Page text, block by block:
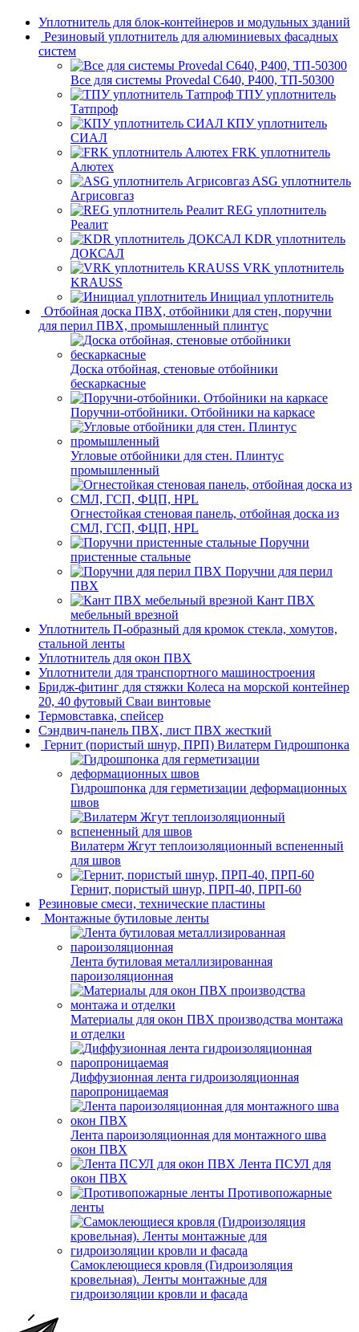
Уплотнитель для блок-контейнеров и модульных зданий
Резиновый уплотнитель для алюминиевых фасадных
систем
Все для системы Provedal С640, Р400, ТП-50300
ТПУ уплотнитель
Татпроф
КПУ уплотнитель
СИАЛ
FRK уплотнитель
Алютех
ASG уплотнитель
Агрисовгаз
REG уплотнитель
Реалит
KDR уплотнитель
ДОКСАЛ
VRK уплотнитель
KRAUSS
Инициал уплотнитель
Отбойная доска ПВХ, отбойники для стен, поручни
для перил ПВХ, промышленный плинтус
Доска отбойная, стеновые отбойники
бескаркасные
Поручни-отбойники. Отбойники на каркасе
Угловые отбойники для стен. Плинтус
промышленный
Огнестойкая стеновая панель, отбойная доска из
СМЛ, ГСП, ФЦП, HPL
Поручни
пристенные стальные
Поручни для перил
ПВХ
Кант ПВХ
мебельный врезной
Уплотнитель П-образный для кромок стекла, хомутов,
стальной ленты
Уплотнитель для окон ПВХ
Уплотнители для транспортного машиностроения
Бридж-фитинг для стяжки Колеса на морской контейнер
20, 40 футовый Сваи винтовые
Термовставка, спейсер
Сэндвич-панель ПВХ, лист ПВХ жесткий
Гернит (пористый шнур, ПРП) Вилатерм Гидрошпонка
Гидрошпонка для герметизации деформационных
швов
Вилатерм Жгут теплоизоляционный вспененный
для швов
Гернит, пористый шнур, ПРП-40, ПРП-60
Резиновые смеси, технические пластины
Монтажные бутиловые ленты
Лента бутиловая металлизированная
пароизоляционная
Материалы для окон ПВХ производства монтажа
и отделки
Диффузионная лента гидроизоляционная
паропроницаемая
Лента пароизоляционная для монтажного шва
окон ПВХ
Лента ПСУЛ для
окон ПВХ
Противопожарные
ленты
Самоклеющиеся кровля (Гидроизоляция
кровельная). Ленты монтажные для
гидроизоляции кровли и фасада